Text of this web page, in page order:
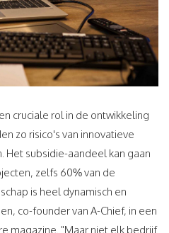
cruciale rol in de ontwikkeling
zo risico's van innovatieve
subsidie-aandeel kan gaan
zelfs 60% van de
is heel dynamisch en
co-founder van A-Chief, in een
magazine. "Maar niet elk bedrijf